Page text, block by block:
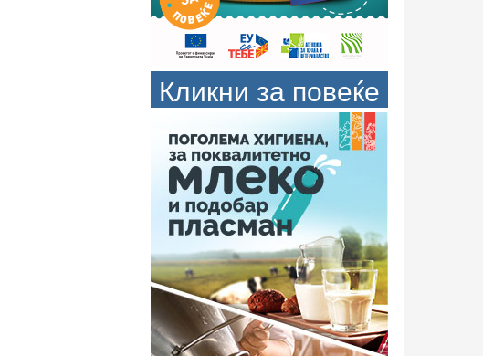
Кликни за повеќе